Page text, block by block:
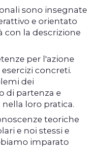
sono insegnate
e orientato
con la descrizione
per l'azione
concreti.
dei
di partenza e
loro pratica.
teoriche
e noi stessi e
imparato